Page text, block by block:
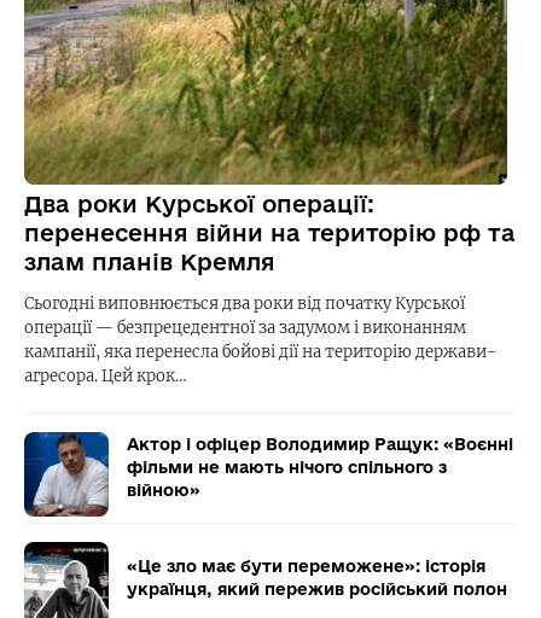
Два роки Курської операції:
перенесення війни на територію рф та
злам планів Кремля
Сьогодні виповнюється два роки від початку Курської
операції — безпрецедентної за задумом і виконанням
кампанії, яка перенесла бойові дії на територію держави-
агресора. Цей крок…
Актор і офіцер Володимир Ращук: «Воєнні
фільми не мають нічого спільного з
війною»
«Це зло має бути переможене»: історія
українця, який пережив російський полон